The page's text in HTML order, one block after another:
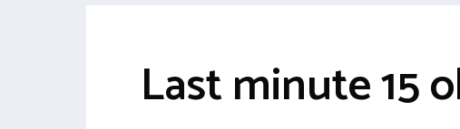
Last minute 15